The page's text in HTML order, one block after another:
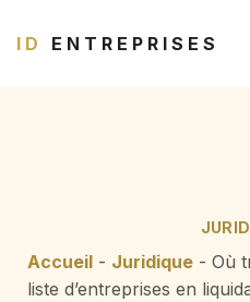
ID ENTREPRISES
Accueil - Juridique - Où
liste d’entreprises en